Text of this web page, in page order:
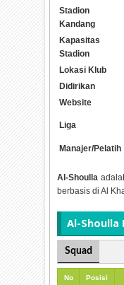
Stadion
Kandang
Kapasitas
Stadion
Lokasi Klub
Didirikan
Website
Liga
Manajer/Pelatih
Al-Shoulla
berbasis di Al
Al-Shoulla
Squad
No Posisi